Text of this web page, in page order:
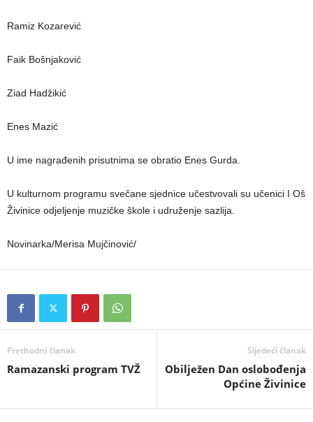
Ramiz Kozarević
Faik Bošnjaković
Ziad Hadžikić
Enes Mazić
U ime nagrađenih prisutnima se obratio Enes Gurda.
U kulturnom programu svečane sjednice učestvovali su učenici I Oš
Živinice odjeljenje muzičke škole i udruženje sazlija.
Novinarka/Merisa Mujčinović/
Prethodni članak
Ramazanski program TVŽ
Sljedeći članak
Obilježen Dan oslobođenja
Općine Živinice